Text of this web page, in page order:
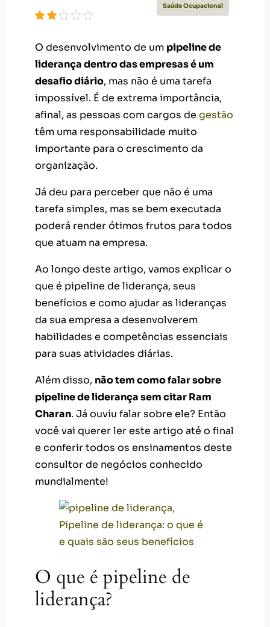
Saúde Ocupacional
O desenvolvimento de um pipeline de
liderança dentro das empresas é um
desafio diário, mas não é uma tarefa
impossível. É de extrema importância,
afinal, as pessoas com cargos de gestão
têm uma responsabilidade muito
importante para o crescimento da
organização.
Já deu para perceber que não é uma
tarefa simples, mas se bem executada
poderá render ótimos frutos para todos
que atuam na empresa.
Ao longo deste artigo, vamos explicar o
que é pipeline de liderança, seus
benefícios e como ajudar as lideranças
da sua empresa a desenvolverem
habilidades e competências essenciais
para suas atividades diárias.
Além disso, não tem como falar sobre
pipeline de liderança sem citar Ram
Charan. Já ouviu falar sobre ele? Então
você vai querer ler este artigo até o final
e conferir todos os ensinamentos deste
consultor de negócios conhecido
mundialmente!
O que é pipeline de
liderança?